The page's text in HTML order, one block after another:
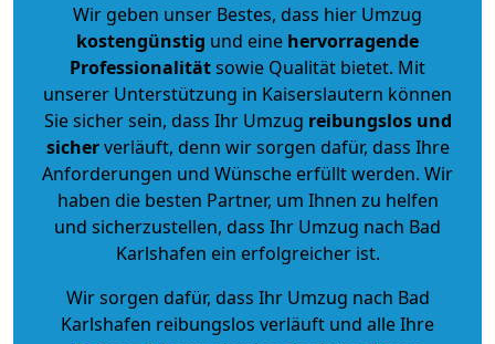
Wir geben unser Bestes, dass hier Umzug
kostengünstig und eine hervorragende
Professionalitätsowie Qualität bietet. Mit
unserer Unterstützung in Kaiserslautern können
Sie sicher sein, dass Ihr Umzug reibungslos und
sicherverläuft, denn wir sorgen dafür, dass Ihre
Anforderungen und Wünsche erfüllt werden. Wir
haben die besten Partner, um Ihnen zu helfen
und sicherzustellen, dass Ihr Umzug nach Bad
Karlshafen ein erfolgreicher ist.
Wir sorgen dafür, dass Ihr Umzug nach Bad
Karlshafen reibungslos verläuft und alle Ihre